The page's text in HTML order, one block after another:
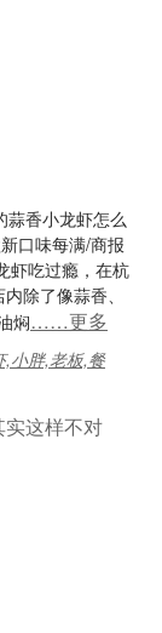
蒜香小龙虾怎么
口味每满/商报
虾吃过瘾，在杭
除了像蒜香、
焖……更多
,小胖,老板,餐